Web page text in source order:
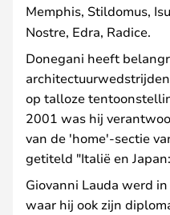
Memphis, Stildomus,
Nostre, Edra, Radice.
Donegani heeft
op talloze
2001 was hij
van de 'home'-sectie
getiteld "Italië en
Giovanni Lauda werd
waar hij ook zijn